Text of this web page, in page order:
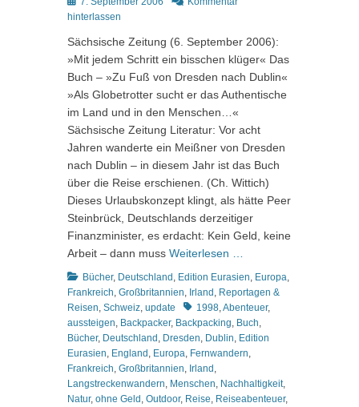
on
hinterlassen
Sächsische Zeitung (6. September 2006):
»Mit jedem Schritt ein bisschen klüger« Das
Buch – »Zu Fuß von Dresden nach Dublin«
»Als Globetrotter sucht er das Authentische
im Land und in den Menschen…«
Sächsische Zeitung Literatur: Vor acht
Jahren wanderte ein Meißner von Dresden
nach Dublin – in diesem Jahr ist das Buch
über die Reise erschienen. (Ch. Wittich)
Dieses Urlaubskonzept klingt, als hätte Peer
Steinbrück, Deutschlands derzeitiger
Finanzminister, es erdacht: Kein Geld, keine
Arbeit – dann muss Weiterlesen …
Kategorien
Bücher, Deutschland Edition Eurasien Europa
Frankreich Großbritannien Irland Reportagen &
Reisen Schweiz update Schlagworte
1998 Abenteuer,
aussteigen Backpacker, Backpacking Buch
Bücher, Deutschland Dresden Dublin Edition
Eurasien England Europa Fernwandern
Frankreich Großbritannien Irland
Langstreckenwandern Menschen Nachhaltigkeit,
Natur, ohne Geld Outdoor, Reise Reiseabenteuer,